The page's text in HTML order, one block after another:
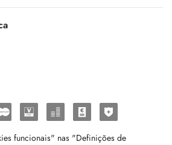
funcionais" nas "Definições de